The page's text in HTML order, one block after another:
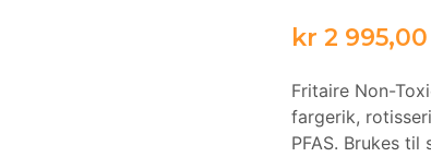
kr 2 995,00
Fritaire Non-
fargerik,
PFAS. Brukes